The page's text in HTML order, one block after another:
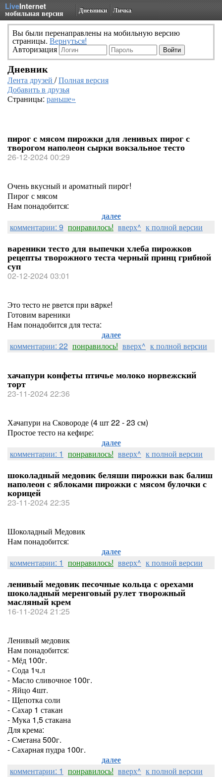
LiveInternet
мобильная версия Дневники Личка
Вы были перенаправлены на мобильную версию
страницы. Вернуться!
Авторизация
Дневник
Лента друзей /Полная версия
Добавить в друзья
Страницы: раньше»
пирог с мясом пирожки для ленивых пирог с
творогом наполеон сырки вокзальное тесто
26-12-2024 00:29
Очень вкусный и ароматный пирoг!
Пирог с мясом
Нам понадобится:
далее
комментарии: 9 понравилось! вверх^ к полной версии
вареники тесто для выпечки хлеба пирожков
рецепты творожного теста черный принц грибной
суп
02-12-2024 03:01
Это тесто не рвется при вaрке!
Готовим вареники
Нам понадобится для теста:
далее
комментарии: 22 понравилось! вверх^ к полной версии
хачапури конфеты птичье молоко норвежский
торт
23-11-2024 22:36
Хачапури на Сковороде (4 шт 22 - 23 см)
Простое тесто на кефире:
далее
комментарии: 1 понравилось! вверх^ к полной версии
шоколадный медовик беляши пирожки вак балиш
наполеон с яблоками пирожки с мясом булочки с
корицей
23-11-2024 22:35
Шоколадный Медовик
Нам понадобится:
далее
комментарии: 1 понравилось! вверх^ к полной версии
ленивый медовик песочные кольца с орехами
шоколадный меренговый рулет творожный
масляный крем
16-11-2024 21:25
Ленивый медовик
Нам понадобится:
- Мёд 100г.
- Сода 1ч.л
- Масло сливочное 100г.
- Яйцо 4шт.
- Щепотка соли
- Сахар 1 стакан
- Мука 1,5 стакана
Для крема:
- Сметана 500г.
- Сахарная пудра 100г.
далее
комментарии: 1 понравилось! вверх^ к полной версии